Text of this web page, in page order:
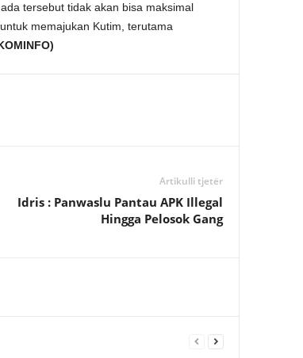
tersebut tidak akan bisa maksimal
memajukan Kutim, terutama
Artikulli tjetër
Idris : Panwaslu Pantau APK Illegal
Hingga Pelosok Gang